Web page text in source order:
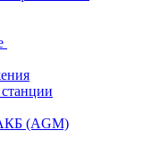
(AGM)